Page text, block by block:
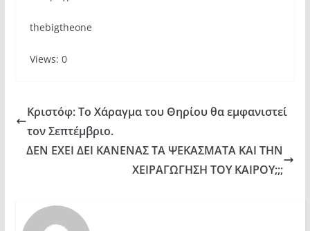
thebigtheone
Views: 0
Κριστόφ: Το Χάραγμα του Θηρίου θα εμφανιστεί
τον Σεπτέμβριο.
ΔΕΝ ΕΧΕΙ ΔΕΙ ΚΑΝΕΝΑΣ ΤΑ ΨΕΚΑΣΜΑΤΑ ΚΑΙ ΤΗΝ
ΧΕΙΡΑΓΩΓΗΣΗ ΤΟΥ ΚΑΙΡΟΥ;;;